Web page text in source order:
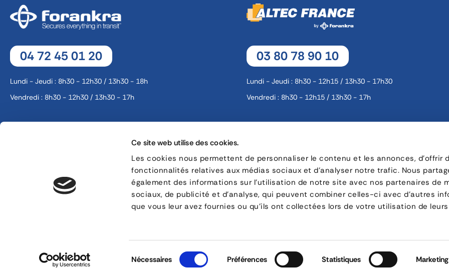
Ce site web utilise des cookies.
Les cookies nous permettent de personnaliser le contenu et les annonces, d'offrir
fonctionnalités relatives aux médias sociaux et d'analyser notre trafic. Nous
également des informations sur l'utilisation de notre site avec nos partenaires de
sociaux, de publicité et d'analyse, qui peuvent combiner celles-ci avec d'autres
que vous leur avez fournies ou qu'ils ont collectées lors de votre utilisation de
du
Nécessaires Préférences Statistiques Marketing
04 72 45 01 20
Lundi - Jeudi : 8h30 - 12h30 / 13h30 - 18h
Vendredi : 8h30 - 12h30 / 13h30 - 17h
03 80 78 90 10
Lundi - Jeudi : 8h30 - 12h15 / 13h30 - 17h30
Vendredi : 8h30 - 12h15 / 13h30 - 17h
Mentions légales Gestion des cookies Politique de Confidentialité Recrutement